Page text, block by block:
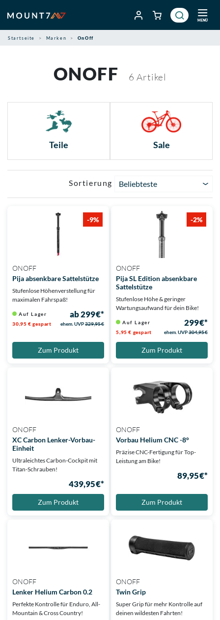
Inhalt
springen
MENÜ
Startseite Marken OnOff
ONOFF 6 Artikel
Teile Sale
Sortierung Beliebteste
-9%
ONOFF
Pija absenkbare Sattelstütze
Stufenlose Höhenverstellung für
maximalen Fahrspaß!
Auf Lager ab 299 €*
30,95 € gespart ehem. UVP329,95 €
Zum Produkt
-2%
ONOFF
Pija SL Edition absenkbare
Sattelstütze
Stufenlose Höhe & geringer
Wartungsaufwand für dein Bike!
Auf Lager 299 €*
5,95 € gespart ehem. UVP304,95 €
Zum Produkt
ONOFF
XC Carbon Lenker-Vorbau-
Einheit
Ultraleichtes Carbon-Cockpit mit
Titan-Schrauben!
439,95 €*
Zum Produkt
ONOFF
Vorbau Helium CNC -8°
Präzise CNC-Fertigung für Top-
Leistung am Bike!
89,95 €*
Zum Produkt
ONOFF
Lenker Helium Carbon 0.2
Perfekte Kontrolle für Enduro, All-
Mountain & Cross Country!
ONOFF
Twin Grip
Super Grip für mehr Kontrolle auf
deinen wildesten Fahrten!